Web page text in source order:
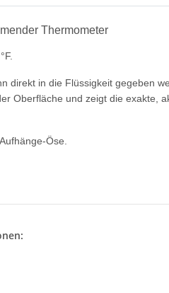
Thermometer
direkt in die Flüssigkeit gegeben
Oberfläche und zeigt die exakte,
Öse.